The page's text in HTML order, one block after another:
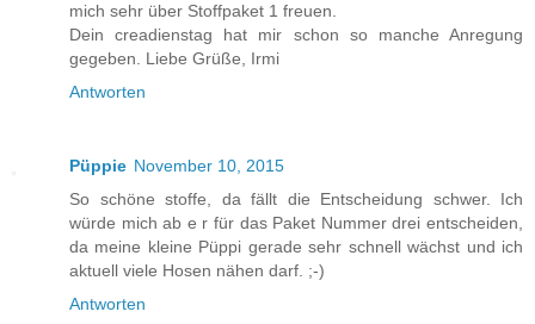
mich sehr über Stoffpaket 1 freuen.
Dein creadienstag hat mir schon so manche Anregung
gegeben. Liebe Grüße, Irmi
Antworten
Püppie November 10, 2015
So schöne stoffe, da fällt die Entscheidung schwer. Ich
würde mich ab e r für das Paket Nummer drei entscheiden,
da meine kleine Püppi gerade sehr schnell wächst und ich
aktuell viele Hosen nähen darf. ;-)
Antworten